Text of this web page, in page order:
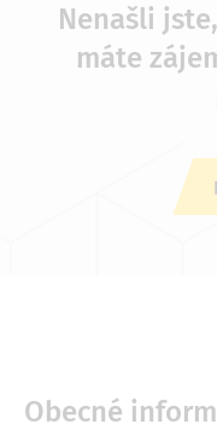
Nenašli
máte
Obecné